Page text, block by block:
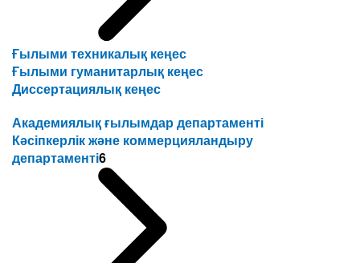
Ғылыми техникалық кеңес
Ғылыми гуманитарлық кеңес
Диссертациялық кеңес
Академиялық ғылымдар департаменті
Кәсіпкерлік және коммерцияландыру
департаменті6